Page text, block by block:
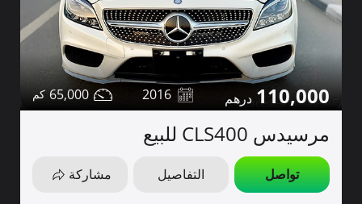
110,000
2016
65,000
مرسيدس CLS400 للبيع
تواصل التفاصيل مشاركة